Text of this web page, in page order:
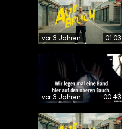
vor 3 Jahren 01:03
vor 3 Jahren 00:43